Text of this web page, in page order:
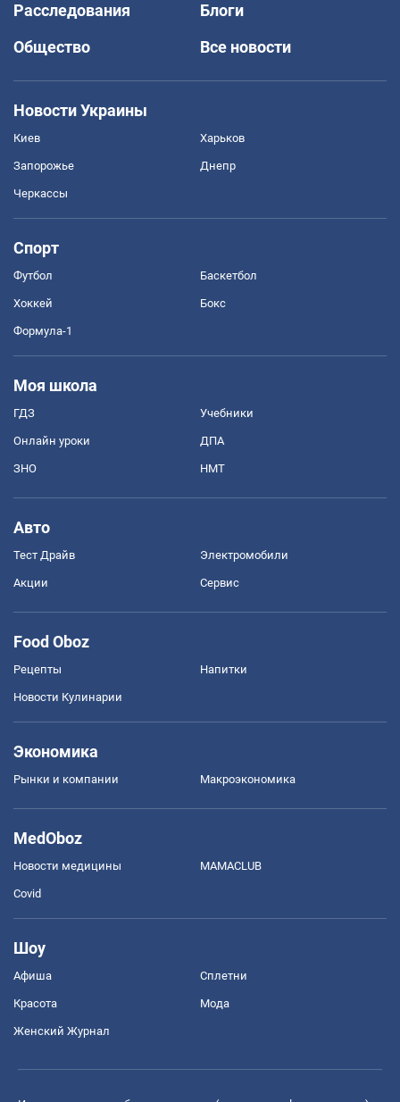
Расследования
Блоги
Общество
Все новости
Новости Украины
Киев Харьков
Запорожье Днепр
Черкассы
Спорт
Футбол Баскетбол
Хоккей Бокс
Формула-1
Моя школа
ГДЗ Учебники
Онлайн уроки ДПА
ЗНО НМТ
Авто
Тест Драйв Электромобили
Акции Сервис
Food Oboz
Рецепты Напитки
Новости Кулинарии
Экономика
Рынки и компании Mакроэкономика
MedOboz
Новости медицины MAMACLUB
Covid
Шоу
Афиша Сплетни
Красота Мода
Женский Журнал